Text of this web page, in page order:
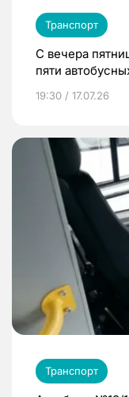
Транспорт
С вечера
пяти
19:30 / 17.07.26
Транспорт